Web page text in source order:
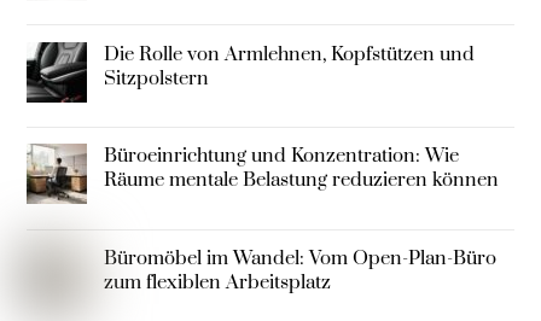
Die Rolle von Armlehnen, Kopfstützen und
Sitzpolstern
Büroeinrichtung und Konzentration: Wie
Räume mentale Belastung reduzieren können
Büromöbel im Wandel: Vom Open-Plan-Büro
zum flexiblen Arbeitsplatz